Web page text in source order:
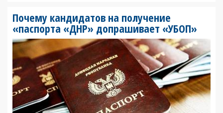
Почему кандидатов на получение
«паспорта «ДНР» допрашивает «УБОП»